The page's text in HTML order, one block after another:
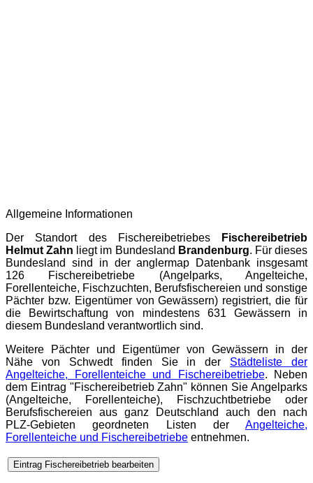
Allgemeine Informationen
Der Standort des Fischereibetriebes
Fischereibetrieb
Helmut Zahn liegt im Bundesland Brandenburg. Für dieses
Bundesland sind in deranglermap Datenbank insgesamt
126 Fischereibetriebe (Angelparks, Angelteiche,
Forellenteiche, Fischzuchten, Berufsfischereien und sonstige
Pächter bzw. Eigentümer von Gewässern) registriert, die für
die Bewirtschaftung von mindestens 631 Gewässern in
diesem Bundesland verantwortlich sind.
Weitere Pächter und Eigentümer von Gewässern in der
Nähe von Schwedt finden Sie in der Städteliste der
Angelteiche, Forellenteiche und Fischereibetriebe. Neben
dem Eintrag "Fischereibetrieb Zahn" können Sie Angelparks
(Angelteiche, Forellenteiche), Fischzuchtbetriebe oder
Berufsfischereien aus ganz Deutschland auch den nach
PLZ-Gebieten geordneten Listen der Angelteiche,
Forellenteiche und Fischereibetriebe entnehmen.
Eintrag Fischereibetrieb bearbeiten